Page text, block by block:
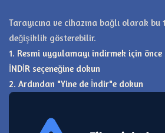
Tarayıcına ve cihazına bağlı olarak
değişiklik gösterebilir.
1. Resmi uygulamayı indirmek için önce
İNDİR seçeneğine dokun
2. Ardından "Yine de İndir"e dokun